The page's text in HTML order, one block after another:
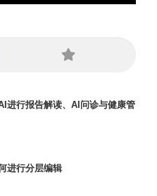
进行报告解读、AI问诊与健康管
进行分层编辑